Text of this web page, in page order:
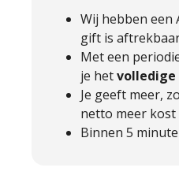
Wij hebben een
gift is
Met een
je hetvolledige
Je geeft meer,
netto meer kost
Binnen 5